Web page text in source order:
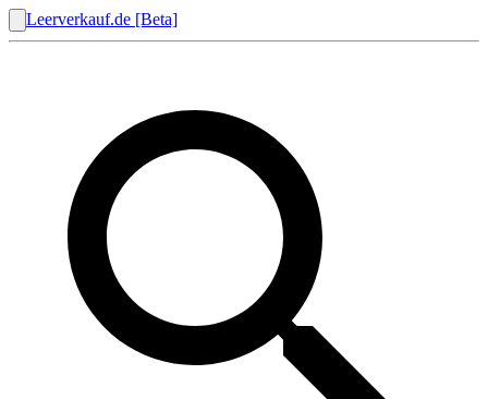
Leerverkauf.de [Beta]